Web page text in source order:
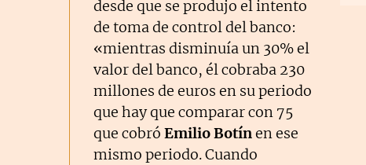
desde que se produjo el intento
de toma de control del banco:
«mientras disminuía un 30% el
valor del banco, él cobraba 230
millones de euros en su periodo
que hay que comparar con 75
que cobróEmilio Botínen ese
mismo periodo. Cuando